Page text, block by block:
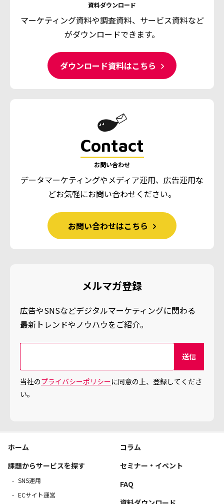
資料ダウンロード
マーケティング資料や調査資料、 サービス資料など
がダウンロードできます。
ダウンロード資料はこちら
Contact
お問い合わせ
データマーケティングやメディア運用、広告運用な
どお気軽にお問い合わせください。
お問い合わせはこちら
メルマガ登録
広告やSNSなどデジタルマーケティングに関わる
最新トレンドやノウハウをご紹介。
当社のプライバシーポリシーに同意の上、登録してくださ
い。
ホーム
課題からサービスを探す
SNS運用
ECサイト運営
コラム
セミナー・イベント
FAQ